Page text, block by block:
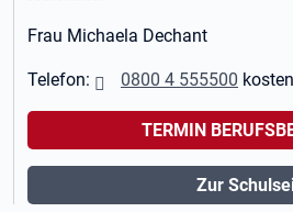
Frau Michaela Dechant
Telefon: 0800 4 555500
TERMIN
Zur